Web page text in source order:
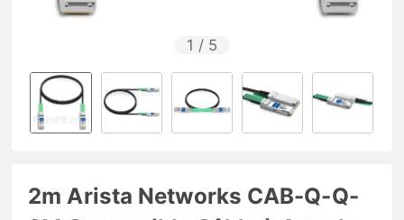
1 / 5
2m Arista Networks CAB-Q-Q-